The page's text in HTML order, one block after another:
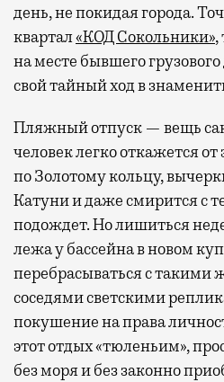
день, не покидая города.
квартал«КОД Сокольники»,
на месте бывшего
свой тайный ход в
Пляжный отпуск — вещь
человек легко откажется
по Золотому кольцу,
Катуни и даже смирится с
подождет. Но лишиться
лежа у бассейна в новом
перебрасываться с такими
соседями светскими
покушение на права
этот отдых «тюленьим»,
без моря и без законно